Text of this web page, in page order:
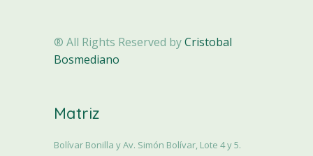
® All Rights Reserved byCristobal
Bosmediano
Matriz
Bolívar Bonilla y Av. Simón Bolívar, Lote 4 y 5.